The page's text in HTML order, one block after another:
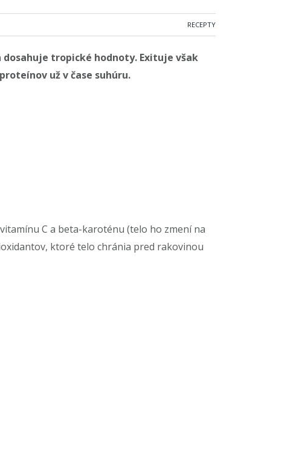
RECEPTY
tropické hodnoty. Exituje však
už v čase suhúru.
C a beta-karoténu (telo ho zmení na
ktoré telo chránia pred rakovinou